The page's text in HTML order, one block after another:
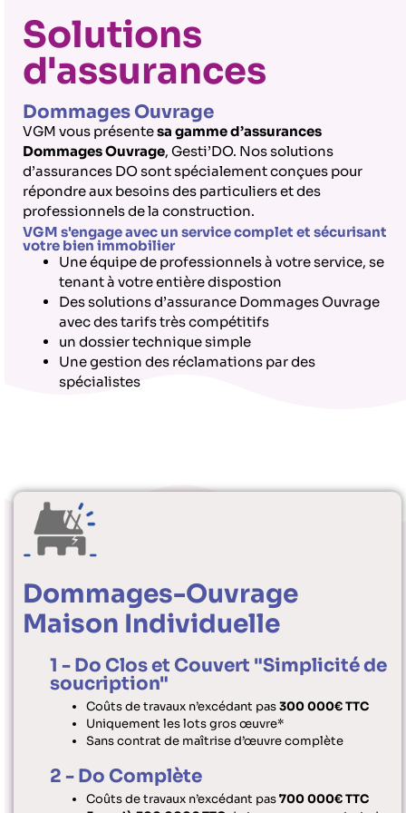
Solutions
d'assurances
Dommages Ouvrage
VGM vous présentesa gamme d’assurances
Dommages Ouvrage, Gesti’DO. Nos solutions
d’assurances DO sont spécialement conçues pour
répondre aux besoins des particuliers et des
professionnels de la construction.
VGM s'engage avec un service complet et sécurisant
votre bien immobilier
Une équipe de professionnels à votre service, se
tenant à votre entière dispostion
Des solutions d’assurance Dommages Ouvrage
avec des tarifs très compétitifs
un dossier technique simple
Une gestion des réclamations par des
spécialistes
Dommages-Ouvrage
Maison Individuelle
1 - Do Clos et Couvert "Simplicité de
soucription"
Coûts de travaux n’excédant pas300 000€ TTC
Uniquement les lots gros œuvre*
Sans contrat de maîtrise d’œuvre complète
2 - Do Complète
Coûts de travaux n’excédant pas700 000€ TTC